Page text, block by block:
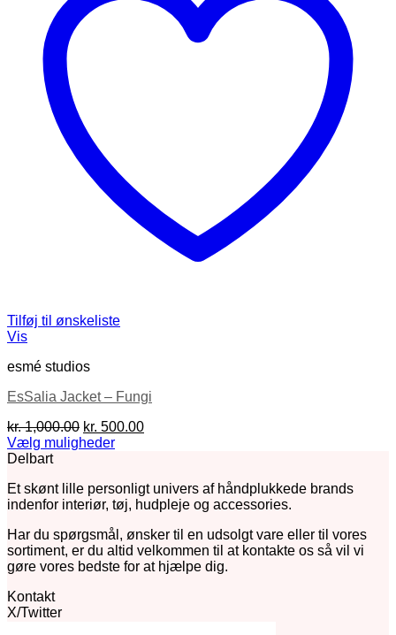
Tilføj til ønskeliste
Vis
esmé studios
EsSalia Jacket – Fungi
kr.1,000.00 Den
oprindelige
kr. 1,000.00.
kr. 500.00Den
kr. 500.00.
Vælg muligheder
Dette
har
flere
Mulighederne
kan
vælges
varesiden
Delbart
Et skønt lille personligt univers af håndplukkede brands
indenfor interiør, tøj, hudpleje og accessories.
Har du spørgsmål, ønsker til en udsolgt vare eller til vores
sortiment, er du altid velkommen til at kontakte os så vil vi
gøre vores bedste for at hjælpe dig.
Kontakt
X/Twitter